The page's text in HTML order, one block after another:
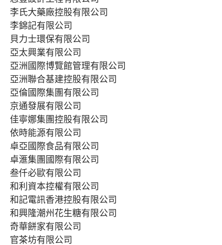
李氏大藥廠控股有限公司
李錦記有限公司
貝力士環保有限公司
亞太興業有限公司
亞洲國際博覽館管理有限公司
亞洲聯合基建控股有限公司
亞倫國際集團有限公司
京通發展有限公司
佳寧娜集團控股有限公司
依時能源有限公司
卓亞國際食品有限公司
卓滙集團國際有限公司
叁仟必歐有限公司
和利資本控權有限公司
和記電訊香港控股有限公司
和興隆潮州花生糖有限公司
奇華餅家有限公司
官茶坊有限公司